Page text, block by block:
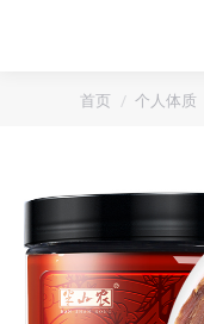
首页 个人体质